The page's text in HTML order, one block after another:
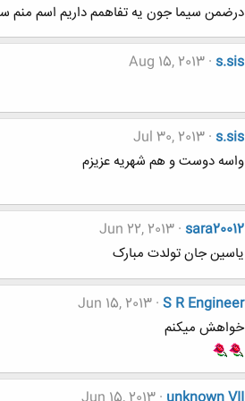
درضمن سیما جون یه تفاهمم داریم اسم منم
s.sis
Aug 15, 2013
s.sis
Jul 30, 2013
واسه دوست و هم شهریه عزیزم
sara20012
Jun 22, 2013
یاسین جان تولدت مبارک
S R Engineer
Jun 15, 2013
خواهش میکنم